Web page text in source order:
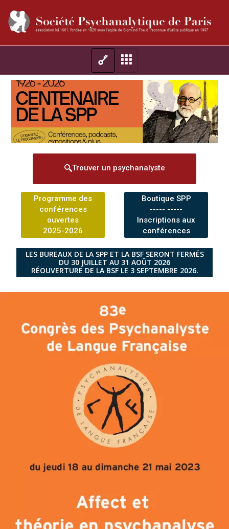
Trouver un psychanalyste
Programme des
conférences
ouvertes
2025-2026
Boutique SPP
----- -----
Inscriptions aux
conférences
LES BUREAUX DE LA SPP ET LA BSF SERONT FERMÉS
DU 30 JUILLET AU 31 AOÛT 2026
RÉOUVERTURE DE LA BSF LE 3 SEPTEMBRE 2026.